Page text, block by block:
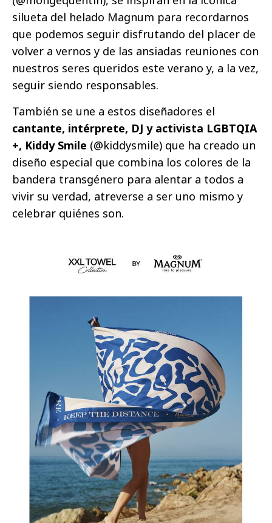
silueta del helado Magnum para recordarnos
que podemos seguir disfrutando del placer de
volver a vernos y de las ansiadas reuniones con
nuestros seres queridos este verano y, a la vez,
seguir siendo responsables.
También se une a estos diseñadores el
cantante, intérprete, DJ y activista LGBTQIA
+, Kiddy Smile (@kiddysmile) que ha creado un
diseño especial que combina los colores de la
bandera transgénero para alentar a todos a
vivir su verdad, atreverse a ser uno mismo y
celebrar quiénes son.